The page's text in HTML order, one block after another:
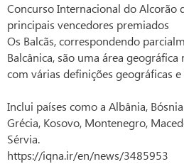
Concurso Internacional do Alcorão
principais vencedores premiados
Os Balcãs, correspondendo
Balcânica, são uma área geográfica
com várias definições geográficas
Inclui países como a Albânia,
Grécia, Kosovo, Montenegro,
Sérvia.
https://iqna.ir/en/news/3485953